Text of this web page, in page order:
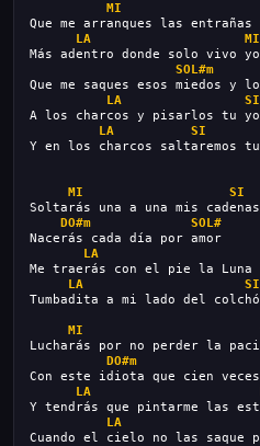
MI
Que me arranques las entrañas
LA
MI
Más adentro donde solo vivo yo
SOL#m
Que me saques esos miedos y
LA
SI
A los charcos y pisarlos tu yo
LA
SI
Y en los charcos saltaremos tu
MI
SI
Soltarás una a una mis cadenas
DO#m
SOL#
Nacerás cada día por amor
LA
Me traerás con el pie la Luna
LA
SI
Tumbadita a mi lado del
MI
Lucharás por no perder la
DO#m
Con este idiota que cien
LA
Y tendrás que pintarme las
LA
Cuando el cielo no las saque